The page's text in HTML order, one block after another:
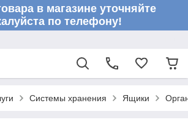
в магазине уточняйте
по телефону!
Системы хранения Ящики